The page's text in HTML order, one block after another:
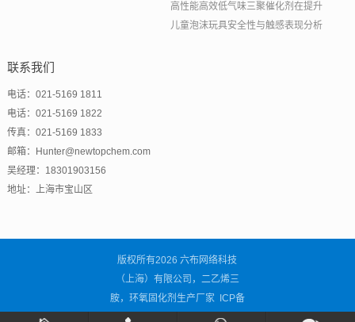
高性能高效低气味三聚催化剂在提升
儿童泡沫玩具安全性与触感表现分析
联系我们
电话：021-5169 1811
电话：021-5169 1822
传真：021-5169 1833
邮箱：Hunter@newtopchem.com
吴经理：18301903156
地址：上海市宝山区
版权所有2026 六布网络科技
（上海）有限公司，二乙烯三
胺，环氧固化剂生产厂家 ICP备
案号：
沪ICP备2021001838号-3